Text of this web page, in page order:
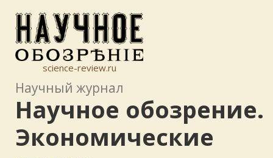
science-review.ru
Научный журнал
Научное обозрение.
Экономические